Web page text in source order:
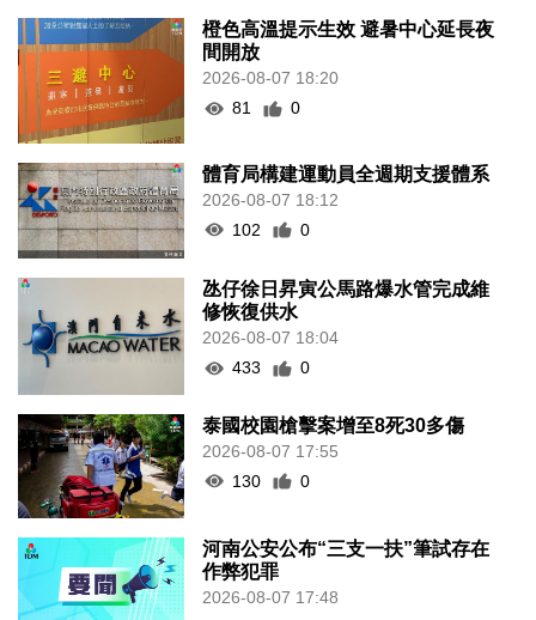
橙色高溫提示生效 避暑中心延長夜
間開放
2026-08-07 18:20
81
0
體育局構建運動員全週期支援體系
2026-08-07 18:12
102
0
氹仔徐日昇寅公馬路爆水管完成維
修恢復供水
2026-08-07 18:04
433
0
泰國校園槍擊案增至8死30多傷
2026-08-07 17:55
130
0
河南公安公布“三支一扶”筆試存在
作弊犯罪
2026-08-07 17:48